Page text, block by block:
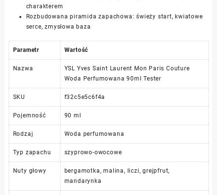
charakterem
Rozbudowana piramida zapachowa: świeży start, kwiatowe
serce, zmysłowa baza
Parametr Wartość
Nazwa
YSL Yves Saint Laurent Mon Paris Couture
Woda Perfumowana 90ml Tester
SKU f32c5e5c6f4a
Pojemność 90 ml
Rodzaj Woda perfumowana
Typ zapachu szyprowo-owocowe
Nuty głowy
bergamotka, malina, liczi, grejpfrut,
mandarynka